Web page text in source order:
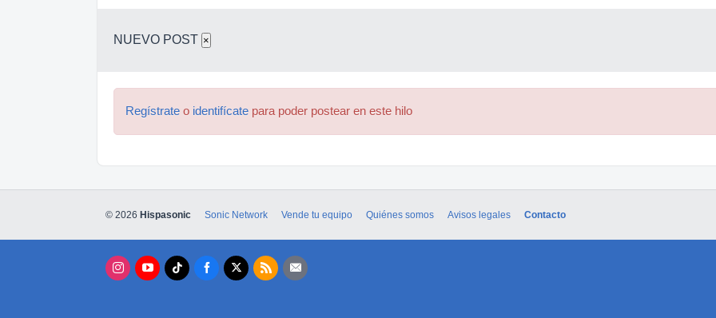
NUEVO POST ×
Regístrate o identifícate para poder postear en este hilo
© 2026 Hispasonic Sonic Network Vende tu equipo Quiénes somos Avisos legales Contacto